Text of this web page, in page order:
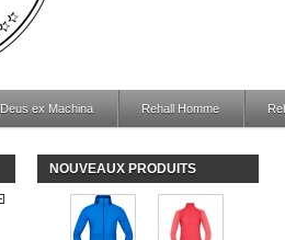
Deus ex Machina Rehall Homme
NOUVEAUX PRODUITS